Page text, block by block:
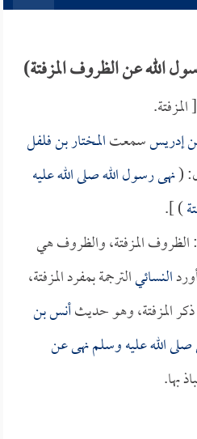
عن الظروف المزفتة)
إدريسسمعتالمختار بن فلفل
(نهى رسول الله صلى الله عليه
) ].
الظروف المزفتة، والظروف هي
النسائيالترجمة بمفرد المزفتة،
المزفتة، وهو حديثأنس بن
صلى الله عليه وسلم نهى عن
بها.